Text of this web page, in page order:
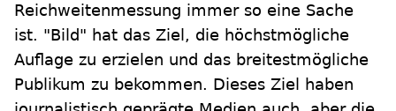
Reichweitenmessung immer so eine Sache
ist. "Bild" hat das Ziel, die höchstmögliche
Auflage zu erzielen und das breitestmögliche
Publikum zu bekommen. Dieses Ziel haben